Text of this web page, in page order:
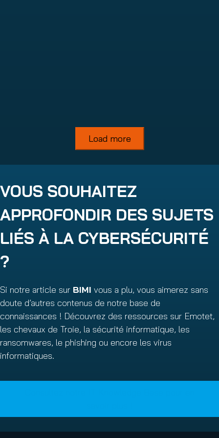
Load more
VOUS SOUHAITEZ
APPROFONDIR DES SUJETS
LIÉS À LA CYBERSÉCURITÉ
?
Si notre article sur BIMI vous a plu, vous aimerez sans
doute d’autres contenus de notre base de
connaissances ! Découvrez des ressources sur Emotet,
les chevaux de Troie, la sécurité informatique, les
ransomwares, le phishing ou encore les virus
informatiques.